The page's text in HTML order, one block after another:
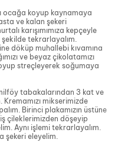
ocağa koyup kaynamaya
ve kalan şekeri
karışımımıza kepçeyle
tekrarlayalım.
döküp muhallebi kıvamına
ve beyaz çikolatamızı
streçleyerek soğumaya
tabakalarından 3 kat ve
mikserimizde
Birinci plakamızın üstüne
çileklerimizden döşeyip
Aynı işlemi tekrarlayalım.
şekeri eleyelim.